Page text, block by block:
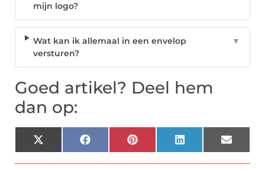
mijn logo?
Wat kan ik allemaal in een envelop
versturen?
▼
Goed artikel? Deel hem
dan op:
X
(Twitter)
Facebook Pinterest LinkedIn Email